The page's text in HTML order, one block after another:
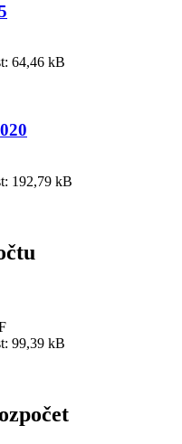
64,46 kB
192,79 kB
99,39 kB